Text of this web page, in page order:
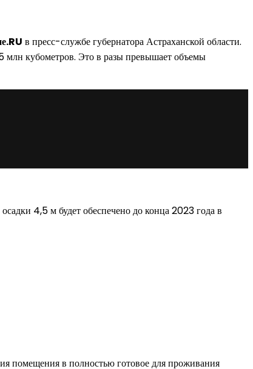
в пресс-службе губернатора Астраханской области.
млн кубометров. Это в разы превышает объемы
4,5 м будет обеспечено до конца 2023 года в
помещения в полностью готовое для проживания